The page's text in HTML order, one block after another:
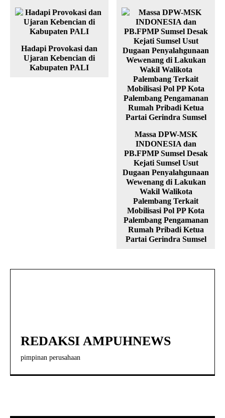
Hadapi Provokasi dan
Ujaran Kebencian di
Kabupaten PALI
Massa DPW-MSK
INDONESIA dan
PB.FPMP Sumsel Desak
Kejati Sumsel Usut
Dugaan Penyalahgunaan
Wewenang di Lakukan
Wakil Walikota
Palembang Terkait
Mobilisasi Pol PP Kota
Palembang Pengamanan
Rumah Pribadi Ketua
Partai Gerindra Sumsel
REDAKSI AMPUHNEWS
pimpinan perusahaan